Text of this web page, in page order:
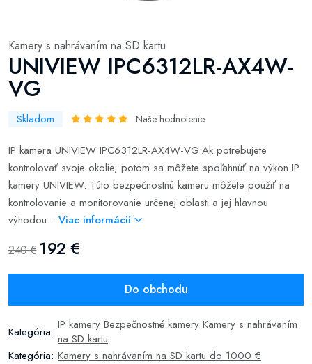
Kamery s nahrávaním na SD kartu
UNIVIEW IPC6312LR-AX4W-
VG
Skladom Naše hodnotenie
IP kamera UNIVIEW IPC6312LR-AX4W-VG:Ak potrebujete
kontrolovať svoje okolie, potom sa môžete spoľahnúť na výkon IP
kamery UNIVIEW. Túto bezpečnostnú kameru môžete použiť na
kontrolovanie a monitorovanie určenej oblasti a jej hlavnou
výhodou... Viac informácií
240 € 192 €
Do obchodu
Kategória: IP kamery Bezpečnostné kamery Kamery s nahrávaním
na SD kartu
Kategória: Kamery s nahrávaním na SD kartu do 1000 €